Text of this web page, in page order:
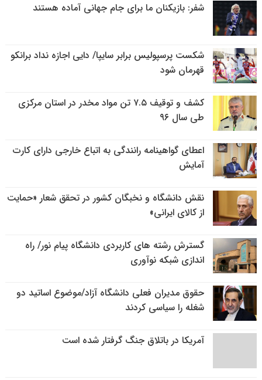
شفر: بازیکنان ما برای جام جهانی آماده هستند
شکست پرسپولیس برابر سایپا/ دایی اجازه نداد برانکو
قهرمان شود
کشف و توقیف ۷.۵ تن مواد مخدر در استان مرکزی
طی سال ۹۶
اعطای گواهینامه رانندگی به اتباع خارجی دارای کارت
آمایش
نقش دانشگاه و نخبگان کشور در تحقق شعار «حمایت
از کالای ایرانی»
گسترش رشته های کاربردی دانشگاه پیام نور/ راه
اندازی شبکه نوآوری
حقوق مدیران فعلی دانشگاه آزاد/موضوع اساتید دو
شغله را سیاسی کردند
آمریکا در باتلاق جنگ گرفتار شده است